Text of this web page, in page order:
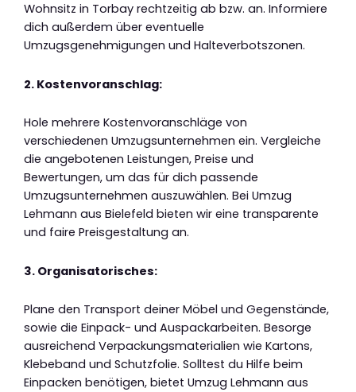
Wohnsitz in Torbay rechtzeitig ab bzw. an. Informiere
dich außerdem über eventuelle
Umzugsgenehmigungen und Halteverbotszonen.
2. Kostenvoranschlag:
Hole mehrere Kostenvoranschläge von
verschiedenen Umzugsunternehmen ein. Vergleiche
die angebotenen Leistungen, Preise und
Bewertungen, um das für dich passende
Umzugsunternehmen auszuwählen. Bei Umzug
Lehmann aus Bielefeld bieten wir eine transparente
und faire Preisgestaltung an.
3. Organisatorisches:
Plane den Transport deiner Möbel und Gegenstände,
sowie die Einpack- und Auspackarbeiten. Besorge
ausreichend Verpackungsmaterialien wie Kartons,
Klebeband und Schutzfolie. Solltest du Hilfe beim
Einpacken benötigen, bietet Umzug Lehmann aus